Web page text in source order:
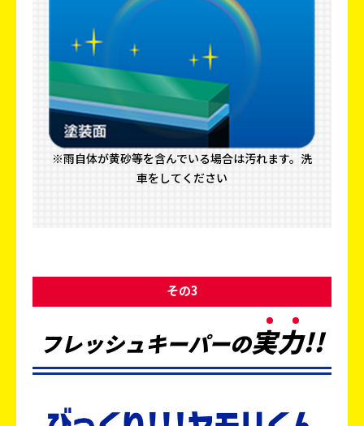
※雨自体が黄砂等を含んでいる場合は汚れます。洗
車をしてください
その3
フレッシュキーパーの実力!!